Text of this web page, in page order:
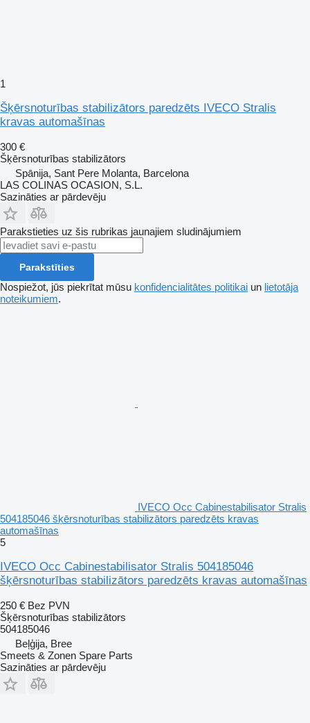
1
Šķērsnoturības stabilizātors paredzēts IVECO Stralis
kravas automašīnas
300 €
Šķērsnoturības stabilizātors
Spānija, Sant Pere Molanta, Barcelona
LAS COLINAS OCASION, S.L.
Sazināties ar pārdevēju
Parakstieties uz šis rubrikas jaunajiem sludinājumiem
Parakstīties
Nospiežot, jūs piekrītat mūsu konfidencialitātes politikai un lietotāja
noteikumiem.
IVECO Occ Cabinestabilisator Stralis
504185046 šķērsnoturības stabilizātors paredzēts kravas
automašīnas
5
IVECO Occ Cabinestabilisator Stralis 504185046
šķērsnoturības stabilizātors paredzēts kravas automašīnas
250 € Bez PVN
Šķērsnoturības stabilizātors
504185046
Beļģija, Bree
Smeets & Zonen Spare Parts
Sazināties ar pārdevēju